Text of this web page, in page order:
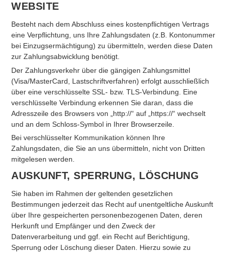
WEBSITE
Besteht nach dem Abschluss eines kostenpflichtigen Vertrags
eine Verpflichtung, uns Ihre Zahlungsdaten (z.B. Kontonummer
bei Einzugsermächtigung) zu übermitteln, werden diese Daten
zur Zahlungsabwicklung benötigt.
Der Zahlungsverkehr über die gängigen Zahlungsmittel
(Visa/MasterCard, Lastschriftverfahren) erfolgt ausschließlich
über eine verschlüsselte SSL- bzw. TLS-Verbindung. Eine
verschlüsselte Verbindung erkennen Sie daran, dass die
Adresszeile des Browsers von „http://“ auf „https://“ wechselt
und an dem Schloss-Symbol in Ihrer Browserzeile.
Bei verschlüsselter Kommunikation können Ihre
Zahlungsdaten, die Sie an uns übermitteln, nicht von Dritten
mitgelesen werden.
AUSKUNFT, SPERRUNG, LÖSCHUNG
Sie haben im Rahmen der geltenden gesetzlichen
Bestimmungen jederzeit das Recht auf unentgeltliche Auskunft
über Ihre gespeicherten personenbezogenen Daten, deren
Herkunft und Empfänger und den Zweck der
Datenverarbeitung und ggf. ein Recht auf Berichtigung,
Sperrung oder Löschung dieser Daten. Hierzu sowie zu